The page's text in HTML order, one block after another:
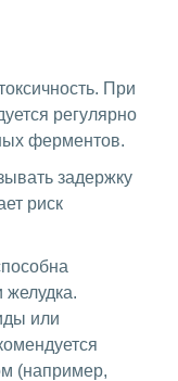
При
регулярно
ферментов.
задержку
риск
желудка.
или
(например,